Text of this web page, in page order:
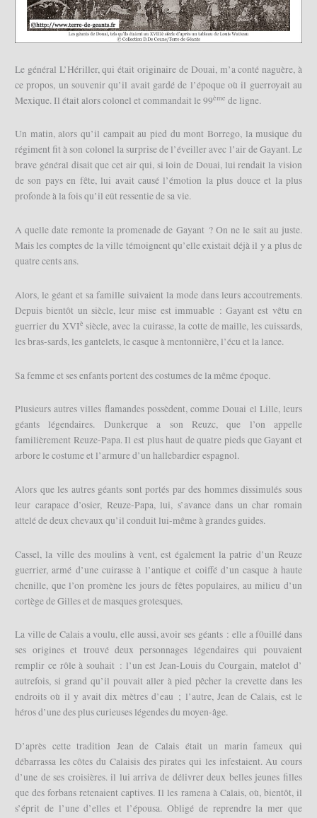
Le général L’Hériller, qui était originaire de Douai, m’a conté naguère, à
ce propos, un souvenir qu’il avait gardé de l’époque où il guerroyait au
Mexique. Il était alors colonel et commandait le 99ème de ligne.
Un matin, alors qu’il campait au pied du mont Borrego, la musique du
régiment fit à son colonel la surprise de l’éveiller avec l’air de Gayant. Le
brave général disait que cet air qui, si loin de Douai, lui rendait la vision
de son pays en fête, lui avait causé l’émotion la plus douce et la plus
profonde à la fois qu’il eût ressentie de sa vie.
A quelle date remonte la promenade de Gayant ? On ne le sait au juste.
Mais les comptes de la ville témoignent qu’elle existait déjà il y a plus de
quatre cents ans.
Alors, le géant et sa famille suivaient la mode dans leurs accoutrements.
Depuis bientôt un siècle, leur mise est immuable : Gayant est vêtu en
guerrier du XVIè siècle, avec la cuirasse, la cotte de maille, les cuissards,
les bras-sards, les gantelets, le casque à mentonnière, l’écu et la lance.
Sa femme et ses enfants portent des costumes de la même époque.
Plusieurs autres villes flamandes possèdent, comme Douai el Lille, leurs
géants légendaires. Dunkerque a son Reuzc, que l’on appelle
familièrement Reuze-Papa. Il est plus haut de quatre pieds que Gayant et
arbore le costume et l’armure d’un hallebardier espagnol.
Alors que les autres géants sont portés par des hommes dissimulés sous
leur carapace d’osier, Reuze-Papa, lui, s’avance dans un char romain
attelé de deux chevaux qu’il conduit lui-même à grandes guides.
Cassel, la ville des moulins à vent, est également la patrie d’un Reuze
guerrier, armé d’une cuirasse à l’antique et coiffé d’un casque à haute
chenille, que l’on promène les jours de fêtes populaires, au milieu d’un
cortège de Gilles et de masques grotesques.
La ville de Calais a voulu, elle aussi, avoir ses géants : elle a f0uillé dans
ses origines et trouvé deux personnages légendaires qui pouvaient
remplir ce rôle à souhait : l’un est Jean-Louis du Courgain, matelot d’
autrefois, si grand qu’il pouvait aller à pied pêcher la crevette dans les
endroits où il y avait dix mètres d’eau ; l’autre, Jean de Calais, est le
héros d’une des plus curieuses légendes du moyen-âge.
D’après cette tradition Jean de Calais était un marin fameux qui
débarrassa les côtes du Calaisis des pirates qui les infestaient. Au cours
d’une de ses croisières. il lui arriva de délivrer deux belles jeunes filles
que des forbans retenaient captives. Il les ramena à Calais, où, bientôt, il
s’éprit de l’une d’elles et l’épousa. Obligé de reprendre la mer que